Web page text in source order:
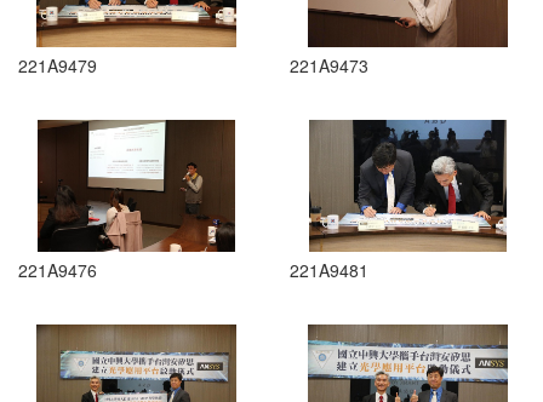
221A9479 221A9473
221A9476 221A9481